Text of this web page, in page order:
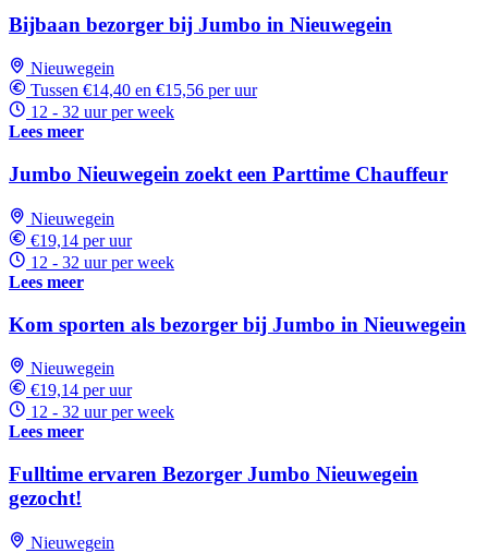
Bijbaan bezorger bij Jumbo in Nieuwegein
Nieuwegein
Tussen €14,40 en €15,56 per uur
12 - 32 uur per week
Lees meer
Jumbo Nieuwegein zoekt een Parttime Chauffeur
Nieuwegein
€19,14 per uur
12 - 32 uur per week
Lees meer
Kom sporten als bezorger bij Jumbo in Nieuwegein
Nieuwegein
€19,14 per uur
12 - 32 uur per week
Lees meer
Fulltime ervaren Bezorger Jumbo Nieuwegein
gezocht!
Nieuwegein